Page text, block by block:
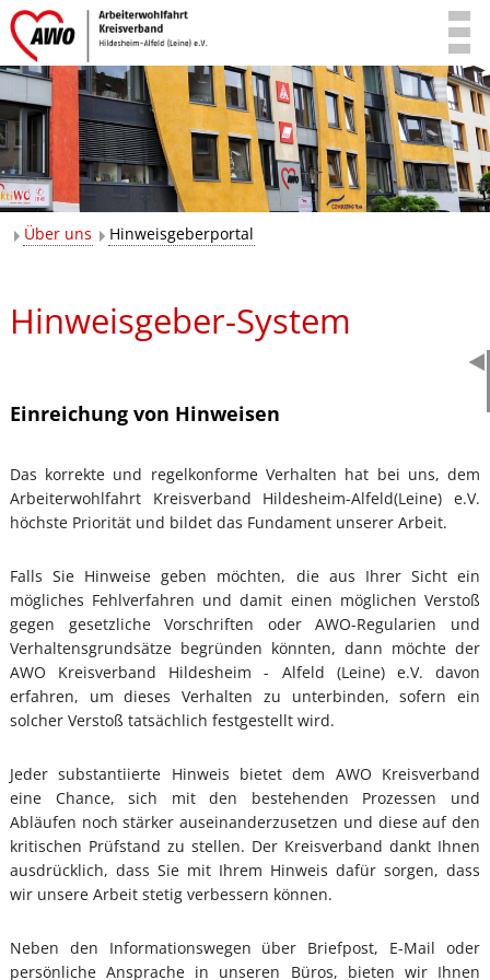
Über uns Hinweisgeberportal
Hinweisgeber-System
Einreichung von Hinweisen
Das korrekte und regelkonforme Verhalten hat bei uns, dem
Arbeiterwohlfahrt Kreisverband Hildesheim-Alfeld(Leine) e.V.
höchste Priorität und bildet das Fundament unserer Arbeit.
Falls Sie Hinweise geben möchten, die aus Ihrer Sicht ein
mögliches Fehlverfahren und damit einen möglichen Verstoß
gegen gesetzliche Vorschriften oder AWO-Regularien und
Verhaltensgrundsätze begründen könnten, dann möchte der
AWO Kreisverband Hildesheim - Alfeld (Leine) e.V. davon
erfahren, um dieses Verhalten zu unterbinden, sofern ein
solcher Verstoß tatsächlich festgestellt wird.
Jeder substantiierte Hinweis bietet dem AWO Kreisverband
eine Chance, sich mit den bestehenden Prozessen und
Abläufen noch stärker auseinanderzusetzen und diese auf den
kritischen Prüfstand zu stellen. Der Kreisverband dankt Ihnen
ausdrücklich, dass Sie mit Ihrem Hinweis dafür sorgen, dass
wir unsere Arbeit stetig verbessern können.
Neben den Informationswegen über Briefpost, E-Mail oder
persönliche Ansprache in unseren Büros, bieten wir Ihnen